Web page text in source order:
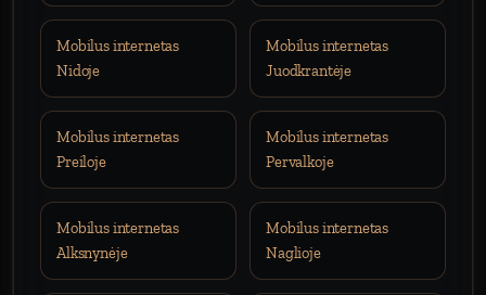
Mobilus internetas
Nidoje
Mobilus internetas
Juodkrantėje
Mobilus internetas
Preiloje
Mobilus internetas
Pervalkoje
Mobilus internetas
Alksnynėje
Mobilus internetas
Naglioje